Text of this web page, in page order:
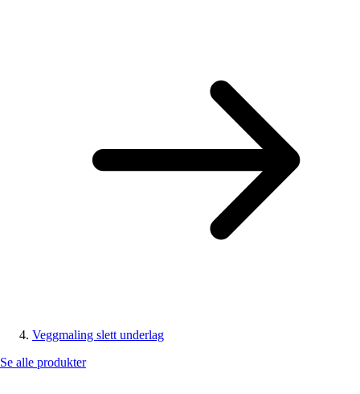
Veggmaling slett underlag
Se alle produkter